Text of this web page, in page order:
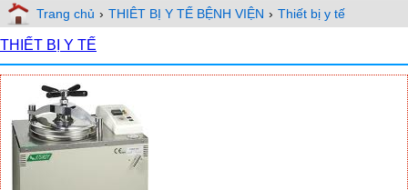
Trang chủ › THIÊT BỊ Y TẾ BỆNH VIỆN › Thiết bị y tế
THIẾT BỊ Y TẾ